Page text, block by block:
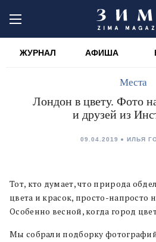
ЖУРНАЛ АФИША
Места
Лондон в цвету. Фото
и друзей из
09.04.2019 ИЛЬЯ
Тот, кто думает, что природа
цвета и красок, просто-напросто
Особенно весной, когда город
Мы собрали подборку